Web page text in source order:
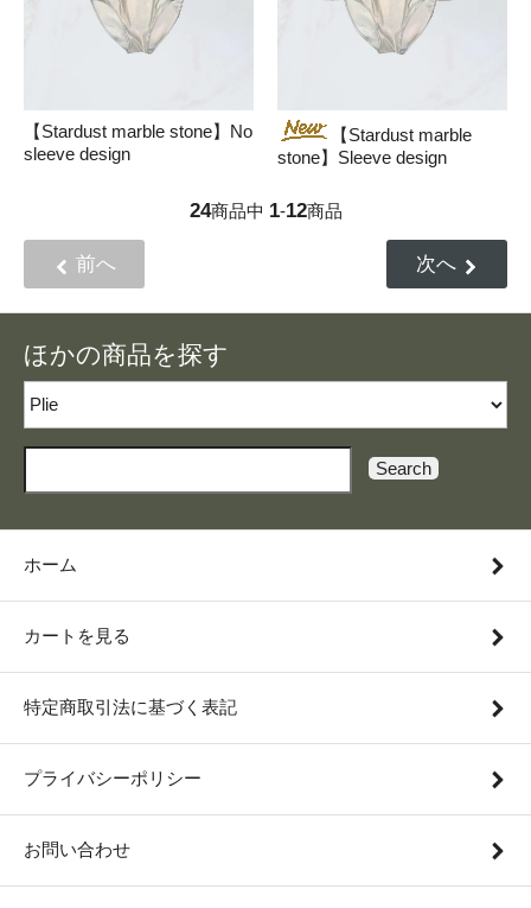
【Stardust marble stone】No
sleeve design
【Stardust marble
stone】Sleeve design
24商品中 1-12商品
前へ 次へ
ほかの商品を探す
Search
ホーム
カートを見る
特定商取引法に基づく表記
プライバシーポリシー
お問い合わせ